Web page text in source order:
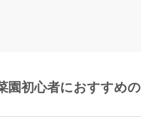
園初心者におすすめの